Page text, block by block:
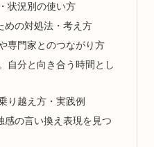
状況別の使い方
めの対処法・考え方
専門家とのつながり方
自分と向き合う時間とし
り越え方・実践例
感の言い換え表現を見つ